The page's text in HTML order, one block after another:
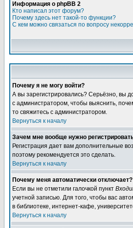
Информация о phpBB 2
Кто написал этот форум?
Почему здесь нет такой-то функции?
С кем можно связаться по вопросу
Почему я не могу войти?
А вы зарегистрировались? Серьёзно, вы
с администратором, чтобы выяснить,
то свяжитесь с администратором.
Вернуться к началу
Зачем мне вообще нужно
Регистрация дает вам дополнительные
поэтому рекомендуется это сделать.
Вернуться к началу
Почему меня автоматически отключает?
Если вы не отметили галочкой пункт
учетной записью. Для того, чтобы вас
в библиотеке, интернет-кафе,
Вернуться к началу